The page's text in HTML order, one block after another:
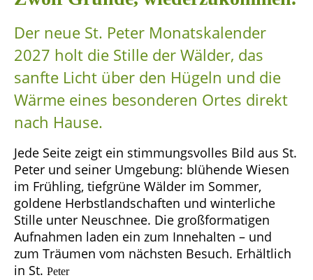
Der neue St. Peter Monatskalender
2027 holt die Stille der Wälder, das
sanfte Licht über den Hügeln und die
Wärme eines besonderen Ortes direkt
nach Hause.
Jede Seite zeigt ein stimmungsvolles Bild aus St.
Peter und seiner Umgebung: blühende Wiesen
im Frühling, tiefgrüne Wälder im Sommer,
goldene Herbstlandschaften und winterliche
Stille unter Neuschnee. Die großformatigen
Aufnahmen laden ein zum Innehalten – und
zum Träumen vom nächsten Besuch. Erhältlich
in St. Peter